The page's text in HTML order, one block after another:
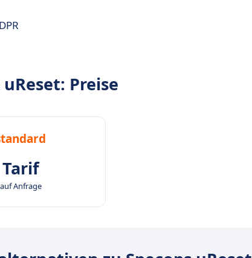
uReset: Preise
Tarif
auf Anfrage